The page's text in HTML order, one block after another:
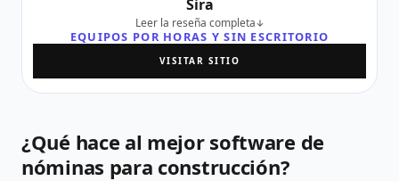
Sira
Leer la reseña completa
EQUIPOS POR HORAS Y SIN ESCRITORIO
VISITAR SITIO
¿Qué hace al mejor software de
nóminas para construcción?